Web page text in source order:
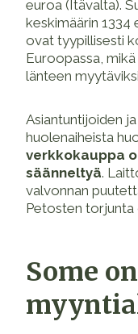
euroa (Itävalta).
keskimäärin 1334
ovat tyypillisesti
Euroopassa,
länteen
Asiantuntijoiden
huolenaiheista
verkkokauppa
säänneltyä.
valvonnan
Petosten torjunta
Some